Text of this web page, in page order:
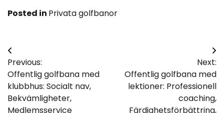
Posted in Privata golfbanor
Post
navigation
Previous:
Offentlig golfbana med
klubbhus: Socialt nav,
Bekvämligheter,
Medlemsservice
Next:
Offentlig golfbana med
lektioner: Professionell
coaching,
Färdighetsförbättring,